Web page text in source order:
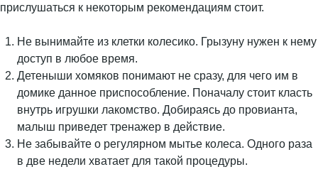
прислушаться к некоторым рекомендациям стоит.
Не вынимайте из клетки колесико. Грызуну нужен к нему
доступ в любое время.
Детеныши хомяков понимают не сразу, для чего им в
домике данное приспособление. Поначалу стоит класть
внутрь игрушки лакомство. Добираясь до провианта,
малыш приведет тренажер в действие.
Не забывайте о регулярном мытье колеса. Одного раза
в две недели хватает для такой процедуры.